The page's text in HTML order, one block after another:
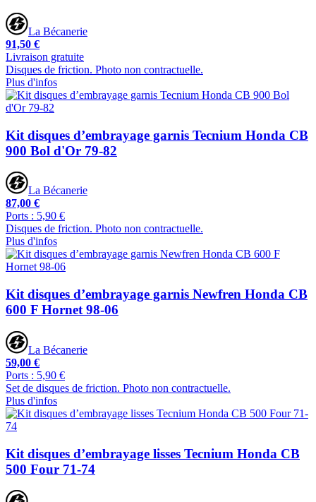
La Bécanerie
91,50 €
Livraison gratuite
Disques de friction. Photo non contractuelle.
Plus d'infos
Kit disques d’embrayage garnis Tecnium Honda CB
900 Bol d'Or 79-82
La Bécanerie
87,00 €
Ports : 5,90 €
Disques de friction. Photo non contractuelle.
Plus d'infos
Kit disques d’embrayage garnis Newfren Honda CB
600 F Hornet 98-06
La Bécanerie
59,00 €
Ports : 5,90 €
Set de disques de friction. Photo non contractuelle.
Plus d'infos
Kit disques d’embrayage lisses Tecnium Honda CB
500 Four 71-74